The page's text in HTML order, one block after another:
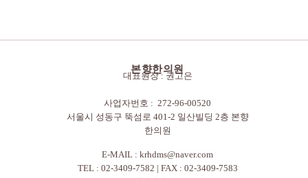
본향한의원
대표원장 : 권고은
사업자번호 : 272-96-00520
서울시 성동구 뚝섬로 401-2 일산빌딩 2층 본향
한의원
E-MAIL : krhdms@naver.com
TEL : 02-3409-7582 | FAX : 02-3409-7583